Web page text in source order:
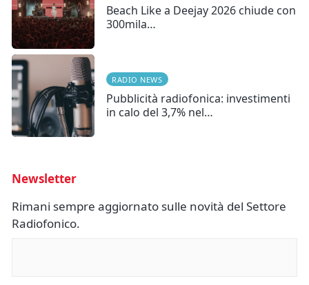
Beach Like a Deejay 2026 chiude con
300mila…
RADIO NEWS
Pubblicità radiofonica: investimenti
in calo del 3,7% nel…
Newsletter
Rimani sempre aggiornato sulle novità del Settore
Radiofonico.